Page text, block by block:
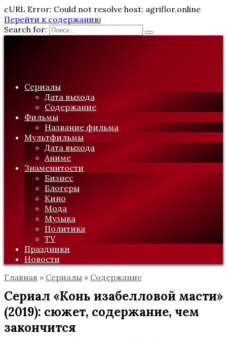
cURL Error: Could not resolve host: agriflor.online
Перейти к содержанию
Search for:
Сериалы
Дата выхода
Содержание
Фильмы
Название фильма
Мультфильмы
Дата выхода
Аниме
Знаменитости
Бизнес
Блогеры
Кино
Мода
Музыка
Политика
TV
Праздники
Новости
Главная » Сериалы » Содержание
Сериал «Конь изабелловой масти»
(2019): сюжет, содержание, чем
закончится